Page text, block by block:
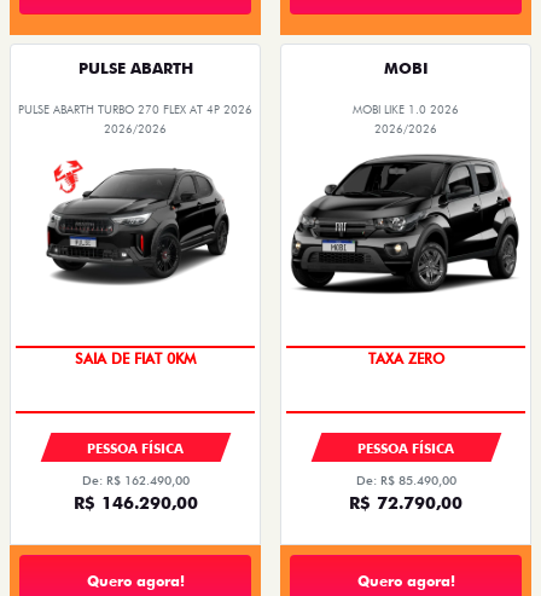
PULSE ABARTH
PULSE ABARTH TURBO 270 FLEX AT 4P 2026
2026/2026
PESSOA FÍSICA
De: R$ 162.490,00
R$ 146.290,00
Quero agora!
MOBI
MOBI LIKE 1.0 2026
2026/2026
PREÇO IMPERDÍVEL
PESSOA FÍSICA
De: R$ 85.490,00
R$ 72.790,00
Quero agora!